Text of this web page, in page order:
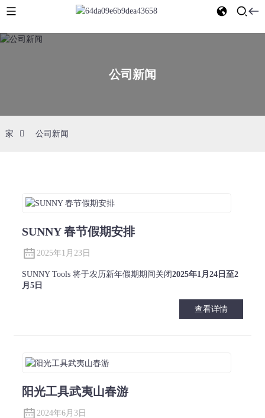
公司新闻
家 公司新闻
SUNNY 春节假期安排
2025年1月23日
SUNNY Tools 将于农历新年假期期间关闭2025年1月24日至2
月5日
查看详情
阳光工具武夷山春游
2024年6月3日